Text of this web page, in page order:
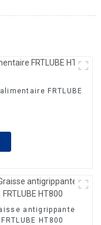
FRTLUBE
antigrippante
FRTLUBE HT800